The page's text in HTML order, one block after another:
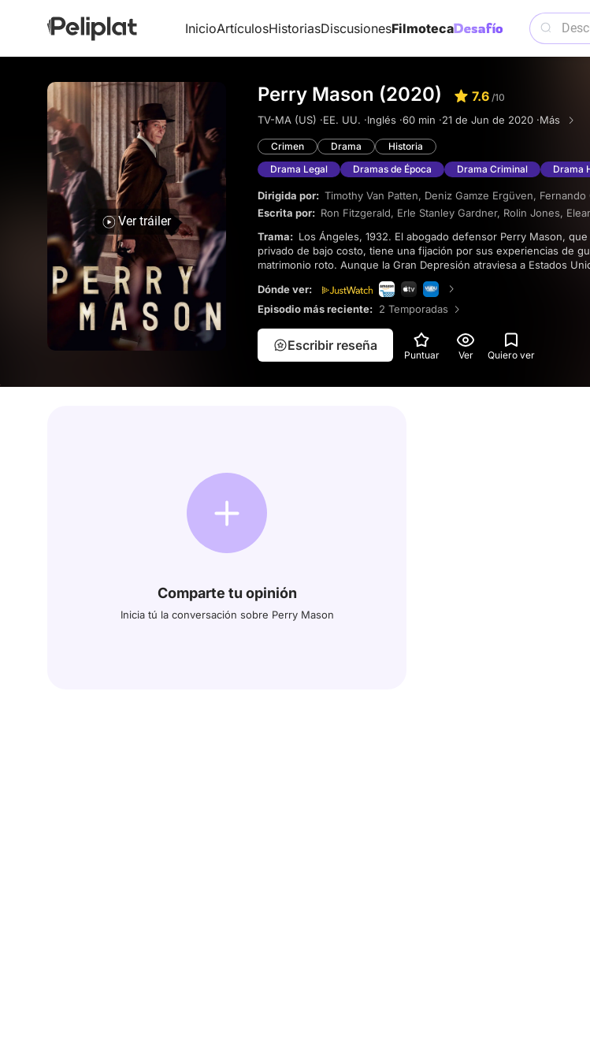
InicioArtículosHistoriasDiscusionesFilmoteca
Ver tráiler
Perry Mason (2020) 7.6 /10
TV-MA (US) ·EE. UU. ·Inglés ·60 min ·21 de Jun de 2020 ·Más
Crimen Drama
Historia
Drama Legal
Dramas de Época Drama Criminal Drama
Dirigida por: Timothy Van Patten, Deniz Gamze Ergüven, Fernando
Escrita por: Ron Fitzgerald, Erle Stanley Gardner, Rolin Jones,
Trama:
privado de bajo costo, tiene una fijación por sus experiencias de
matrimonio roto. Aunque la Gran Depresión atraviesa a Estados
pleno auge, un secuestro que sale muy mal lleva a Mason a
Dónde ver:
Episodio más reciente: 2 Temporadas
Escribir reseña
Puntuar Ver Quiero ver
Comparte tu opinión
Inicia tú la conversación sobre Perry Mason